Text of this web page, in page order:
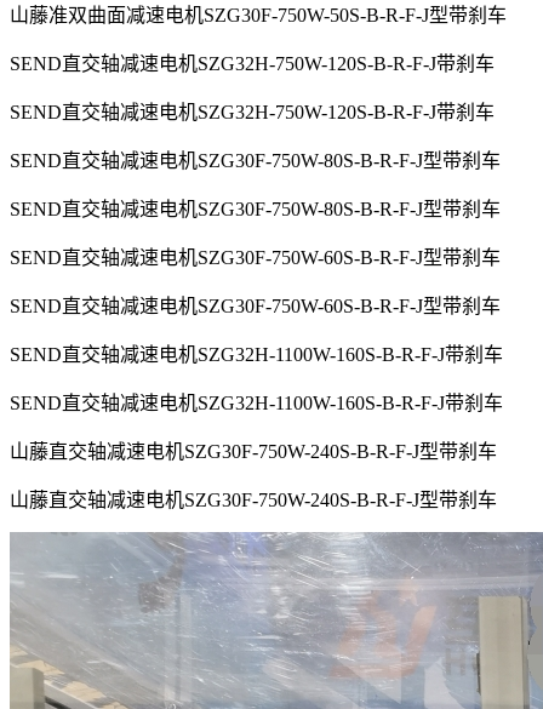
山藤准双曲面减速电机SZG30F-750W-50S-B-R-F-J型带刹车
SEND直交轴减速电机SZG32H-750W-120S-B-R-F-J带刹车
SEND直交轴减速电机SZG32H-750W-120S-B-R-F-J带刹车
SEND直交轴减速电机SZG30F-750W-80S-B-R-F-J型带刹车
SEND直交轴减速电机SZG30F-750W-80S-B-R-F-J型带刹车
SEND直交轴减速电机SZG30F-750W-60S-B-R-F-J型带刹车
SEND直交轴减速电机SZG30F-750W-60S-B-R-F-J型带刹车
SEND直交轴减速电机SZG32H-1100W-160S-B-R-F-J带刹车
SEND直交轴减速电机SZG32H-1100W-160S-B-R-F-J带刹车
山藤直交轴减速电机SZG30F-750W-240S-B-R-F-J型带刹车
山藤直交轴减速电机SZG30F-750W-240S-B-R-F-J型带刹车